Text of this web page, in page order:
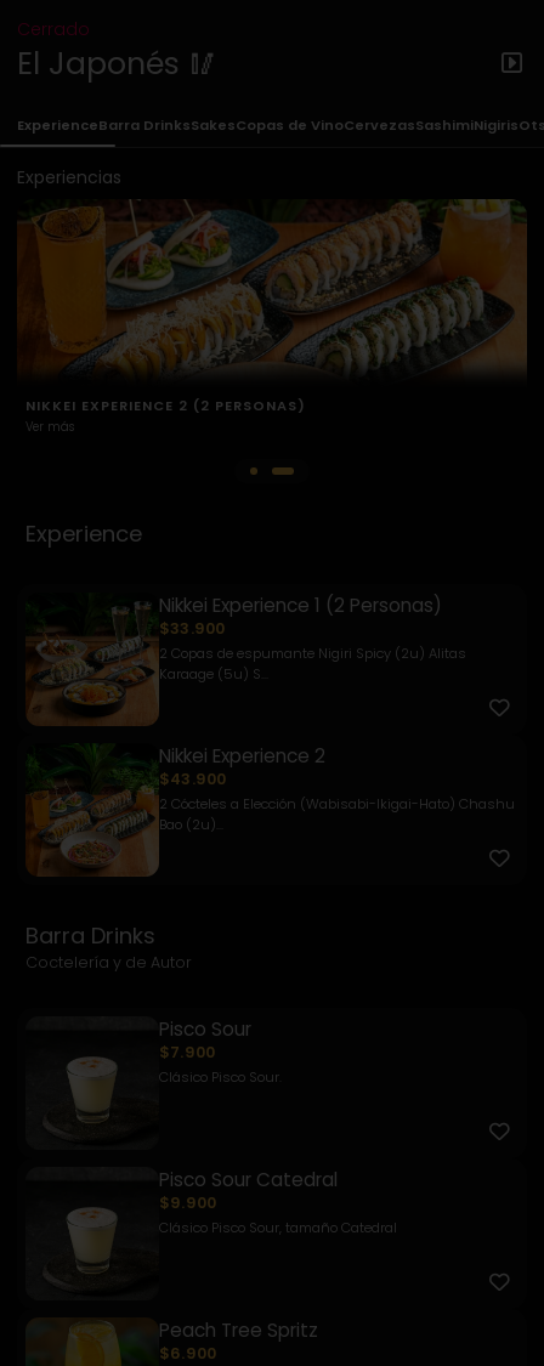
Cerrado
El Japonés 🥢
ExperienceBarra DrinksSakesCopas de VinoCervezasSashimiNigiris
Experiencias
NIKKEI EXPERIENCE 1 (2 PERSONAS)
Ver más
Experience
Nikkei Experience 1 (2 Personas)
$33.900
2 Copas de espumante Nigiri Spicy (2u) Alitas
Karaage (5u) S...
Nikkei Experience 2
$43.900
2 Cócteles a Elección (Wabisabi-Ikigai-Hato) Chashu
Bao (2u)...
Barra Drinks
Coctelería y de Autor
Pisco Sour
$7.900
Clásico Pisco Sour.
Pisco Sour Catedral
$9.900
Clásico Pisco Sour, tamaño Catedral
Peach Tree Spritz
$6.900